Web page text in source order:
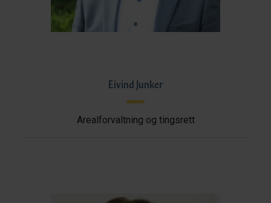
Eivind Junker
Arealforvaltning og tingsrett